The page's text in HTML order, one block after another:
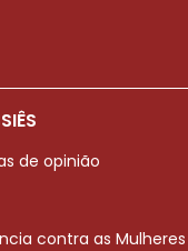
de opinião
contra as Mulheres